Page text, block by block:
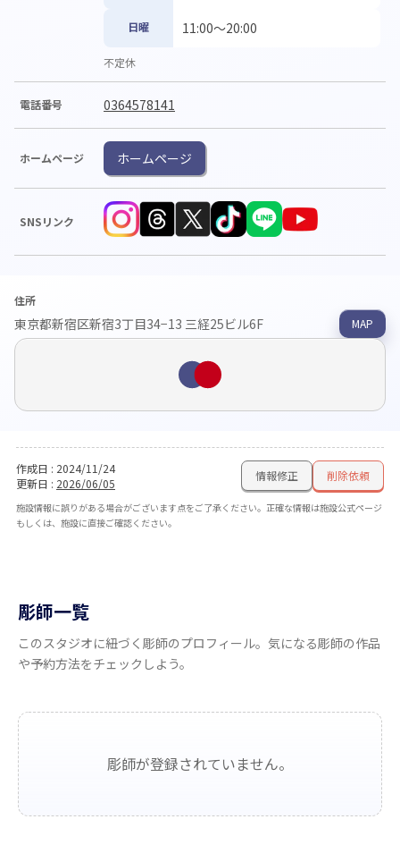
日曜 11:00〜20:00
不定休
電話番号 0364578141
ホームページ ホームページ
SNSリンク
住所
東京都新宿区新宿3丁目34−13 三経25ビル6F MAP
作成日 : 2024/11/24
更新日 : 2026/06/05
情報修正 削除依頼
施設情報に誤りがある場合がございます点をご了承ください。正確な情報は施設公式ページ
もしくは、施設に直接ご確認ください。
彫師一覧
このスタジオに紐づく彫師のプロフィール。気になる彫師の作品
や予約方法をチェックしよう。
彫師が登録されていません。